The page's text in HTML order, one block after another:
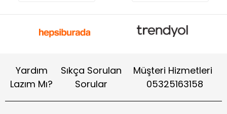
Yardım
Lazım Mı?
Sıkça Sorulan
Sorular
Müşteri Hizmetleri
05325163158